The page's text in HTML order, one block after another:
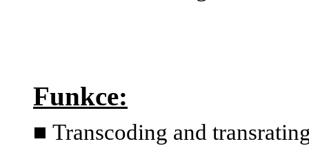
Funkce:
■ Transcoding and